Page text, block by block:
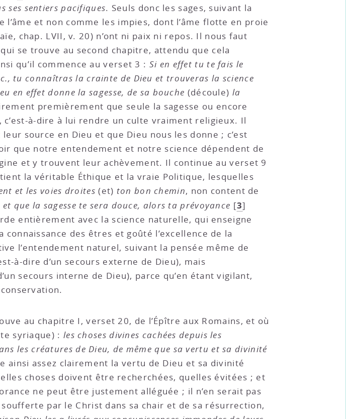
ses sentiers pacifiques. Seuls donc les sages, suivant la
et non comme les impies, dont l’âme flotte en proie
chap. LVII, v. 20) n’ont ni paix ni repos. Il nous faut
se trouve au second chapitre, attendu que cela
qu’il commence au verset 3 : Si en effet tu te fais le
tu connaîtras la crainte de Dieu et trouveras la science
en effet donne la sagesse, de sa bouche (découle) la
premièrement que seule la sagesse ou encore
à-dire à lui rendre un culte vraiment religieux. Il
source en Dieu et que Dieu nous les donne ; c’est
que notre entendement et notre science dépendent de
et y trouvent leur achèvement. Il continue au verset 9
la véritable Éthique et la vraie Politique, lesquelles
et les voies droites (et) ton bon chemin, non content de
que la sagesse te sera douce, alors ta prévoyance [3]
entièrement avec la science naturelle, qui enseigne
des êtres et goûté l’excellence de la
l’entendement naturel, suivant la pensée même de
à-dire d’un secours externe de Dieu), mais
secours interne de Dieu), parce qu’en étant vigilant,
au chapitre I, verset 20, de l’Épître aux Romains, et où
syriaque) : les choses divines cachées depuis les
les créatures de Dieu, de même que sa vertu et sa divinité
ainsi assez clairement la vertu de Dieu et sa divinité
choses doivent être recherchées, quelles évitées ; et
ne peut être justement alléguée ; il n’en serait pas
par le Christ dans sa chair et de sa résurrection,